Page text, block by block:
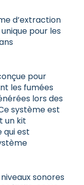
d’extraction
pour les
pour
les fumées
lors des
système est
un kit
qui est
sonores